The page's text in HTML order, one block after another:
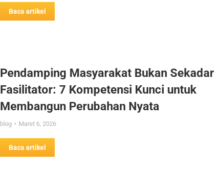
Baca artikel
Pendamping Masyarakat Bukan Sekadar
Fasilitator: 7 Kompetensi Kunci untuk
Membangun Perubahan Nyata
blog Maret 6, 2026
Baca artikel